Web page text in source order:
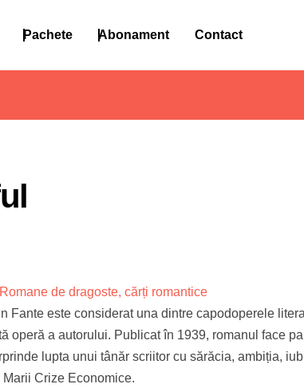
Pachete Abonament Contact
Romane de dragoste, cărți romantice
Fante este considerat una dintre capodoperele
operă a autorului. Publicat în 1939, romanul face
lupta unui tânăr scriitor cu sărăcia, ambiția,
Crize Economice.